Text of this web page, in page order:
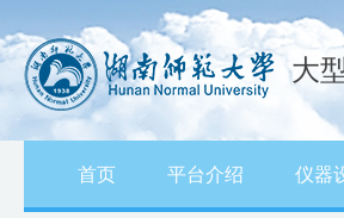
大
首页 平台介绍 仪器